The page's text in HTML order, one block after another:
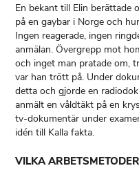
En bekant till Elin berättade
på en gaybar i Norge och
Ingen reagerade, ingen
anmälan. Övergrepp mot
och inget man pratade om,
var han trött på. Under
detta och gjorde en
anmält en våldtäkt på en
tv-dokumentär under
idén till Kalla fakta.
VILKA